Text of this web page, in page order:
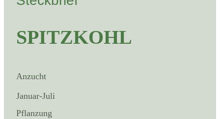
SPITZKOHL
Anzucht
Januar-Juli
Pflanzung